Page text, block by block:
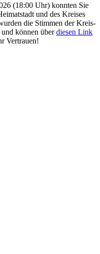
(18:00 Uhr) konnten Sie
und des Kreises
die Stimmen der Kreis-
können überdiesen Link
Vertrauen!